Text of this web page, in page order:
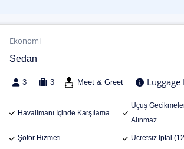
Ekonomi
Sedan
3 3 Meet & Greet Luggage
Havalimanı Içinde Karşılama
Uçuş
Alınmaz
Şoför Hizmeti Ücretsiz İptal